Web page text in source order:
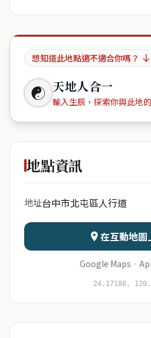
想知道此地點適不適合你嗎？
☯ 天地人合一
輸入生辰，探索你與此地
日期 出
資料僅用於即時分
地點資訊
地址台中市北屯區人行道
在互動地圖
Google Maps ·
24.17188,